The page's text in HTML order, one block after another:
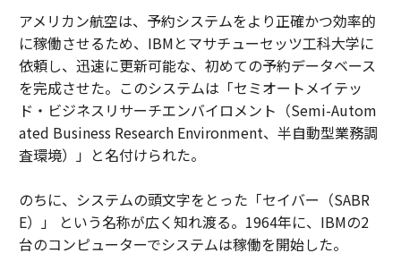
アメリカン航空は、予約システムをより正確かつ効率的
に稼働させるため、IBMとマサチューセッツ工科大学に
依頼し、迅速に更新可能な、初めての予約データベース
を完成させた。このシステムは「セミオートメイテッ
ド・ビジネスリサーチエンバイロメント（Semi-Autom
ated Business Research Environment、半自動型業務調
査環境）」と名付けられた。
のちに、システムの頭文字をとった「セイバー（SABR
E）」 という名称が広く知れ渡る。1964年に、IBMの2
台のコンピューターでシステムは稼働を開始した。